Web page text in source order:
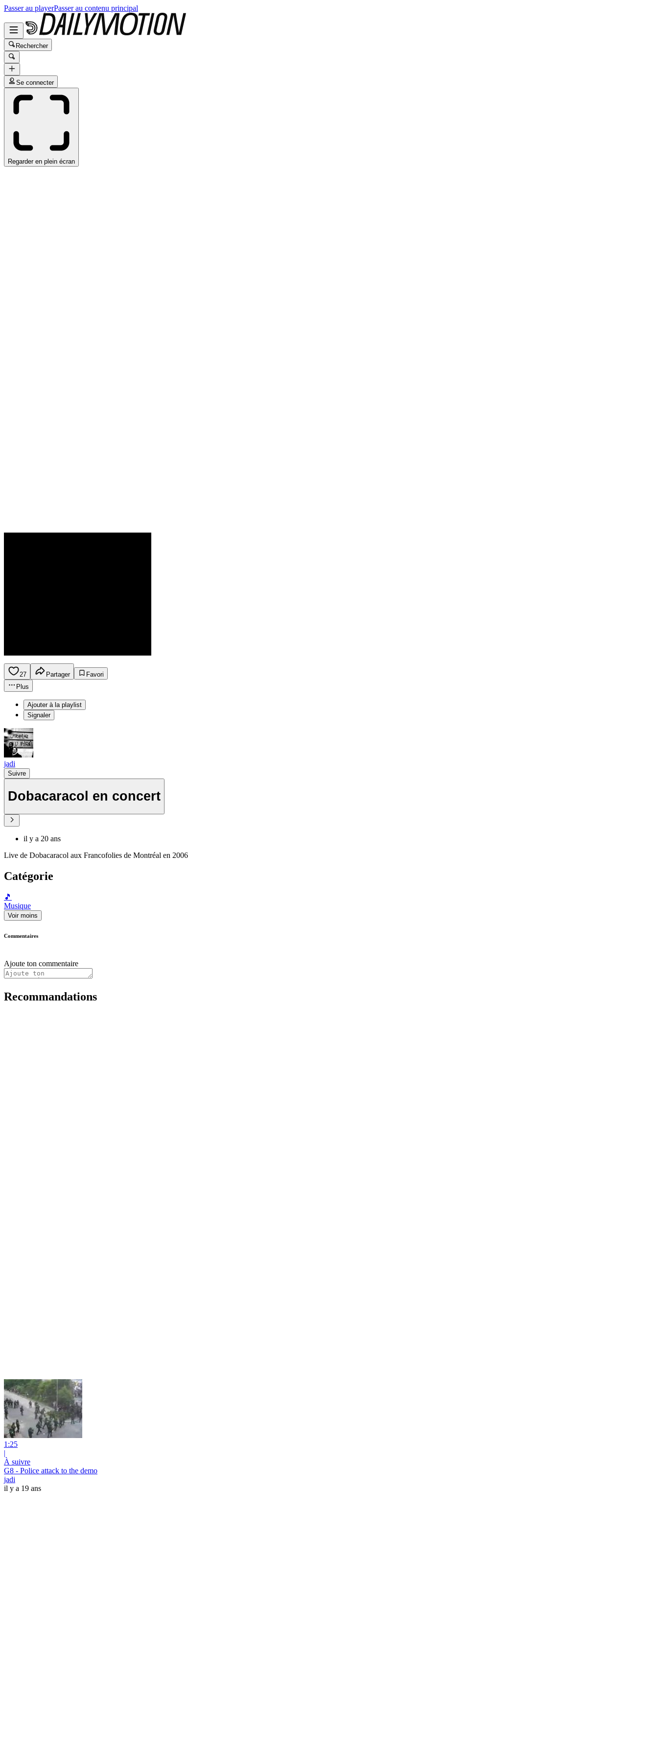
Passer au playerPasser au contenu principal
Rechercher
Se connecter
Regarder en plein écran
27 Partager
Favori
Plus
Ajouter à la playlist
Signaler
jadi
Suivre
Dobacaracol en concert
il y a 20 ans
Live de Dobacaracol aux Francofolies de Montréal en 2006
Catégorie
🎵
Musique
Voir moins
Commentaires
Ajoute ton commentaire
Recommandations
1:25
|
À suivre
G8 - Police attack to the demo
jadi
il y a 19 ans